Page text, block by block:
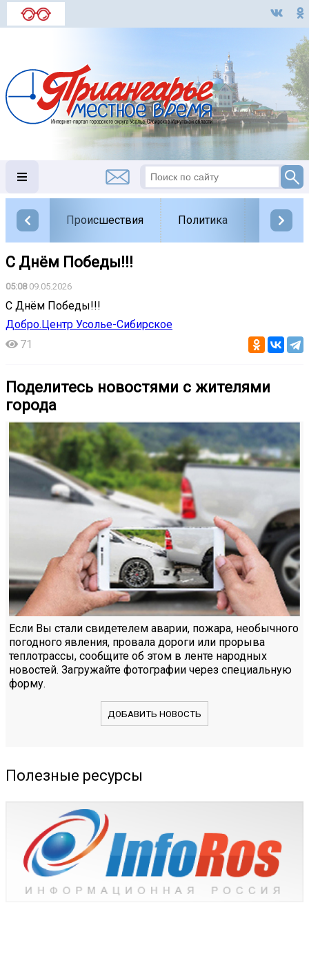
Происшествия Политика
С Днём Победы!!!
05:0809.05.2026
С Днём Победы!!!
Добро.Центр Усолье-Сибирское
71
Поделитесь новостями с жителями
города
Если Вы стали свидетелем аварии, пожара, необычного
погодного явления, провала дороги или прорыва
теплотрассы, сообщите об этом в ленте народных
новостей. Загружайте фотографии через специальную
форму.
ДОБАВИТЬ НОВОСТЬ
Полезные ресурсы